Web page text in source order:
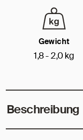
Gewicht
1,8 - 2,0 kg
Beschreibung